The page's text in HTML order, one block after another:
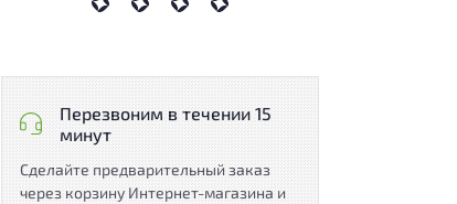
Перезвоним в течении 15
минут
Сделайте предварительный заказ
через корзину Интернет-магазина и